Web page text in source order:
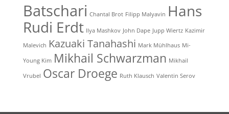
Batschari Chantal Brot Filipp Malyavin Hans
Rudi Erdt Ilya Mashkov John Dape Jupp Wiertz Kazimir
Malevich Kazuaki Tanahashi Mark Mühlhaus Mi-
Young Kim Mikhail Schwarzman Mikhail
Vrubel Oscar Droege Ruth Klausch Valentin Serov